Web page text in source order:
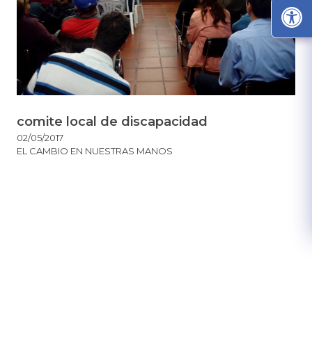
comite local de discapacidad
02/05/2017
EL CAMBIO EN NUESTRAS MANOS